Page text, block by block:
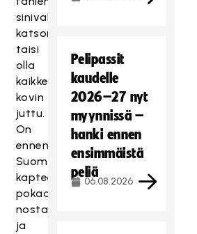
sinivalkoinen
katsomonosa
taisi
olla
kaikkein
kovin
juttu.
On
ennenkin
Suomen
kapteeni
pokaalia
nostanut
ja
Pelipassit
kaudelle
2026–27 nyt
myynnissä –
hanki ennen
ensimmäistä
peliä
06.08.2026